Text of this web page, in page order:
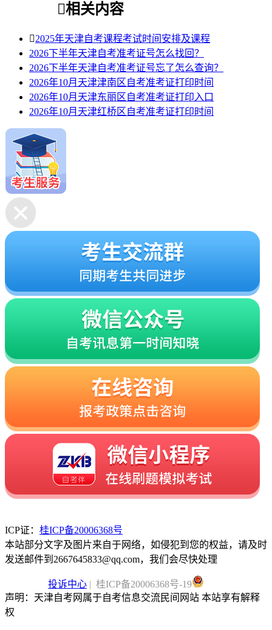
相关内容
2025年天津自考课程考试时间安排及课程
2026下半年天津自考准考证号怎么找回？
2026下半年天津自考准考证号忘了怎么查询？
2026年10月天津津南区自考准考证打印时间
2026年10月天津东丽区自考准考证打印入口
2026年10月天津红桥区自考准考证打印时间
ICP证： 桂ICP备20006368号
本站部分文字及图片来自于网络，如侵犯到您的权益，请及时
发送邮件到2667645833@qq.com，我们会尽快处理
投诉中心 | 桂ICP备20006368号-19
声明：天津自考网属于自考信息交流民间网站 本站享有解释
权